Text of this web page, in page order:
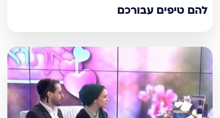
להם טיפים עבורכם